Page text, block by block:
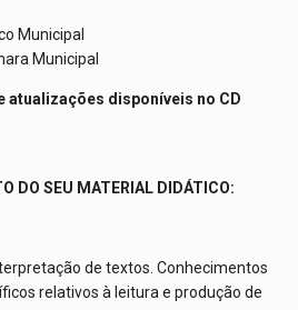
Municipal
Municipal
atualizações disponíveis no CD
DO SEU MATERIAL DIDÁTICO:
de textos. Conhecimentos
relativos à leitura e produção de